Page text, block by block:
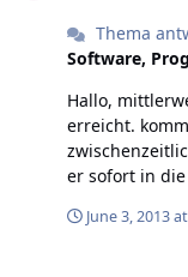
vermutung,
einigen stellen zu
das es an den
Idee an welcher
hat jemand
Gruß David
Thema
Software,
Hallo, mittlerweile hab ich den debugger status
erreicht.
er sofort in
June 3, 2013